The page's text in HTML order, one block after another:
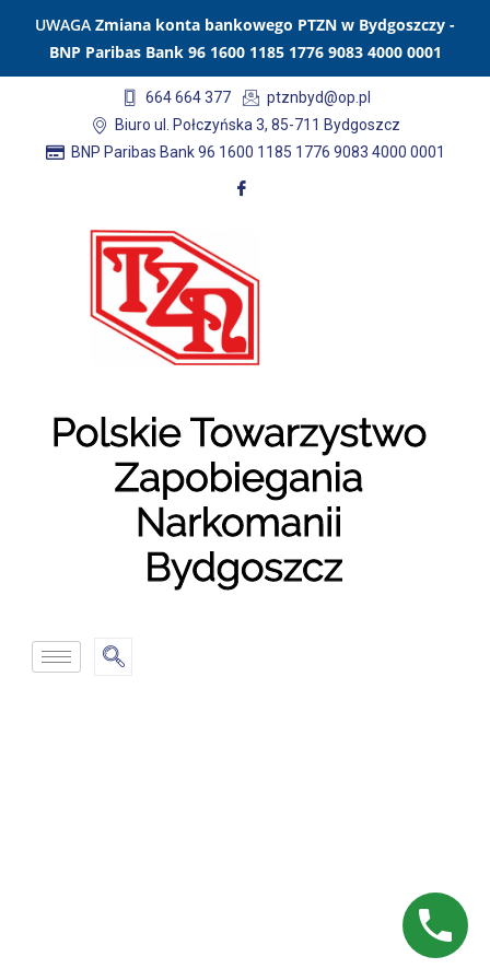
UWAGA Zmiana konta bankowego PTZN w Bydgoszczy -
BNP Paribas Bank 96 1600 1185 1776 9083 4000 0001
664 664 377
ptznbyd@op.pl
Biuro ul. Połczyńska 3, 85-711 Bydgoszcz
BNP Paribas Bank 96 1600 1185 1776 9083 4000 0001